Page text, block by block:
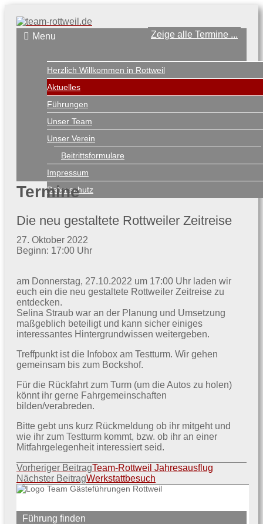
Menu
Herzlich Willkommen in Rottweil
Aktuelles
Führungen
Unser Team
Unser Verein
Beitrittsformulare
Impressum
Datenschutz
Termine
Zeige alle Termine ...
Die neu gestaltete Rottweiler Zeitreise
27. Oktober 2022
Beginn: 17:00 Uhr
am Donnerstag, 27.10.2022 um 17:00 Uhr laden wir
euch ein die neu gestaltete Rottweiler Zeitreise zu
entdecken.
Selina Straub war an der Planung und Umsetzung
maßgeblich beteiligt und kann sicher einiges
interessantes Hintergrundwissen weitergeben.
Treffpunkt ist die Infobox am Testturm. Wir gehen
gemeinsam bis zum Bockshof.
Für die Rückfahrt zum Turm (um die Autos zu holen)
könnt ihr gerne Fahrgemeinschaften
bilden/verabreden.
Bitte gebt uns kurz Rückmeldung ob ihr mitgeht und
wie ihr zum Testturm kommt, bzw. ob ihr an einer
Mitfahrgelegenheit interessiert seid.
Beitragsnavigation
Vorheriger BeitragTeam-Rottweil Jahresausflug
Nächster BeitragWerkstattbesuch
Führung finden